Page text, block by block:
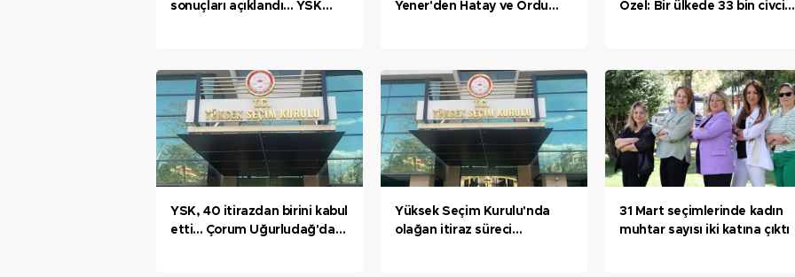
sonuçları açıklandı... YSK
Yener'den Hatay ve Ordu
Özel: Bir ülkede 33 bin civciv
YSK, 40 itirazdan birini kabul
etti... Çorum Uğurludağ'da
Yüksek Seçim Kurulu'nda
olağan itiraz süreci
31 Mart seçimlerinde kadın
muhtar sayısı iki katına çıktı